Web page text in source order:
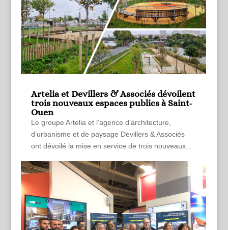
Artelia et Devillers & Associés dévoilent
trois nouveaux espaces publics à Saint-
Ouen
Le groupe Artelia et l’agence d’architecture,
d’urbanisme et de paysage Devillers & Associés
ont dévoilé la mise en service de trois nouveaux...